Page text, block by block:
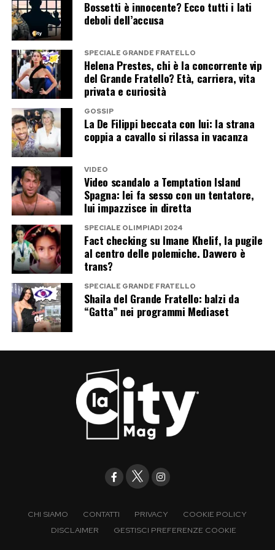
ulteriormente allargate, soprattutto dopo le
interviste, la docuserie Netflix e il libro
Ogni tentativo di riavvicinamento avviene quindi
dentro un clima nel quale una fotografia, una
didascalia o una confidenza possono
trasformarsi rapidamente in un incidente
diplomatico.
Una bufera costruita su una fonte
anonima
La nuova polemica racconta soprattutto il
cortocircuito che accompagna qualsiasi gesto di
Meghan Markle. Quando protegge rigidamente
la vita dei figli, viene accusata di alimentare il
mistero; quando condivide qualche frammento
familiare, qualcuno sostiene che abbia tradito la
fiducia della monarchia.
esistono invece conferme ufficiali di una lite né
prove che la regina avesse imposto un divieto
assoluto. La bufera, insomma, c’è. Resta da
capire se sia esplosa davvero dentro il Palazzo o
Bossetti è innocente? Ecco tutti i lati
deboli dell’accusa
SPECIALE GRANDE FRATELLO
Helena Prestes, chi è la concorrente vip
del Grande Fratello? Età, carriera, vita
privata e curiosità
GOSSIP
La De Filippi beccata con lui: la strana
coppia a cavallo si rilassa in vacanza
VIDEO
Video scandalo a Temptation Island
Spagna: lei fa sesso con un tentatore,
lui impazzisce in diretta
SPECIALE OLIMPIADI 2024
Fact checking su Imane Khelif, la pugile
al centro delle polemiche. Davvero è
trans?
SPECIALE GRANDE FRATELLO
Shaila del Grande Fratello: balzi da
“Gatta” nei programmi Mediaset
CHI SIAMO CONTATTI PRIVACY
COOKIE POLICY
DISCLAIMER
GESTISCI PREFERENZE COOKIE